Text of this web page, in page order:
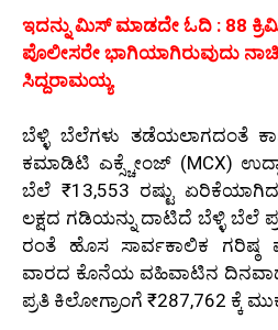
ಇದನ್ನು ಮಿಸ್‌ ಮಾಡದೇ ಓದಿ : 88
ಪೊಲೀಸರೇ ಭಾಗಿಯಾಗಿರುವುದು
ಸಿದ್ದರಾಮಯ್ಯ
ಬೆಳ್ಳಿ ಬೆಲೆಗಳು ತಡೆಯಲಾಗದಂತೆ
ಕಮಾಡಿಟಿ ಎಕ್ಸ್ಚೇಂಜ್ (MCX)
ಬೆಲೆ ₹13,553 ರಷ್ಟು
ಲಕ್ಷದ ಗಡಿಯನ್ನು ದಾಟಿದೆ ಬೆಳ್ಳಿ ಬೆಲೆ
ರಂತೆ ಹೊಸ ಸಾರ್ವಕಾಲಿಕ ಗರಿಷ್ಠ
ವಾರದ ಕೊನೆಯ ವಹಿವಾಟಿನ ದಿನವಾದ
ಪ್ರತಿ ಕಿಲೋಗ್ರಾಂಗೆ ₹287,762 ಕ್ಕೆ